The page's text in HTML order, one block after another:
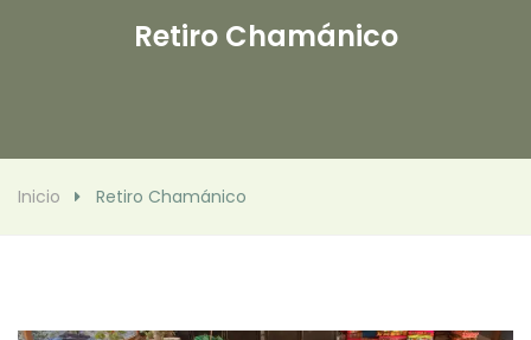
Retiro Chamánico
Inicio Retiro Chamánico